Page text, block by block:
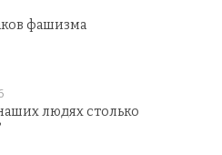
фашизма
людях столько